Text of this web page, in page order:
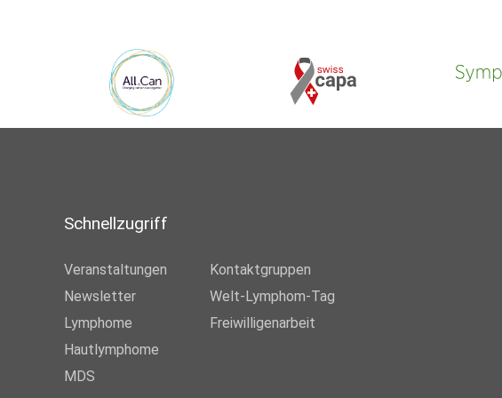
Schnellzugriff
Veranstaltungen
Newsletter
Lymphome
Hautlymphome
MDS
Kontaktgruppen
Welt-Lymphom-Tag
Freiwilligenarbeit